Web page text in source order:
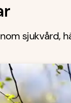
sjukvård,